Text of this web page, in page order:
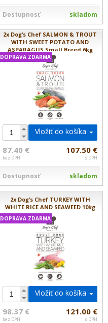
Dostupnosť skladom
2x Dog’s Chef SALMON & TROUT
WITH SWEET POTATO AND
ASPARAGUS Small Breed 6kg
DOPRAVA ZDARMA
Vložiť do košíka
87.40 €
bez DPH
107.50 €
s DPH
Dostupnosť skladom
2x Dog’s Chef TURKEY WITH
WHITE RICE AND SEAWEED 10kg
DOPRAVA ZDARMA
Vložiť do košíka
98.37 €
bez DPH
121.00 €
s DPH